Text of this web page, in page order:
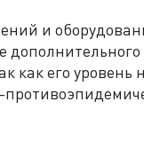
и
как его уровень